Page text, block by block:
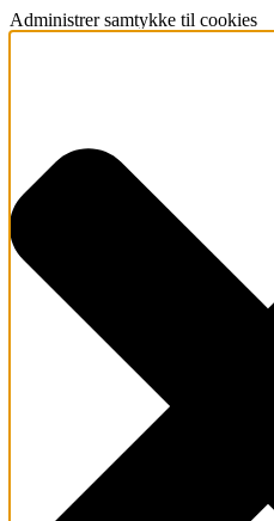
Administrer samtykke til cookies